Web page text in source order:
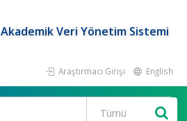
Akademik Veri Yönetim Sistemi
Araştırmacı Girişi English